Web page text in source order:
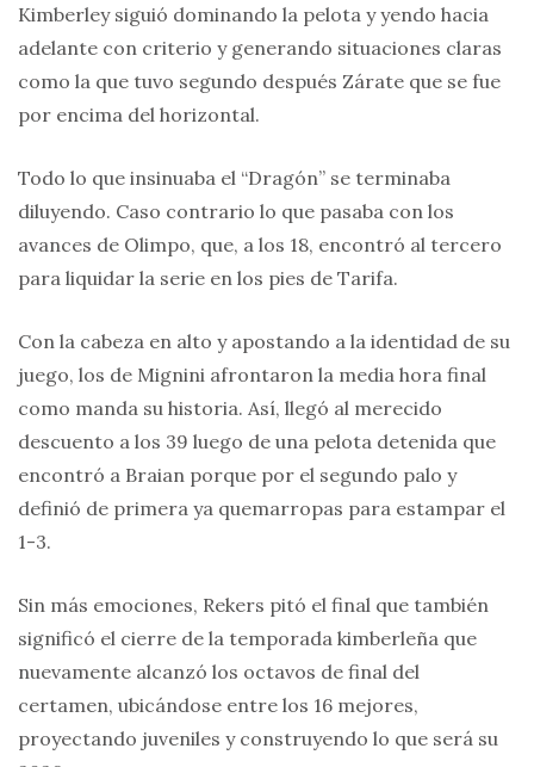
Kimberley siguió dominando la pelota y yendo hacia
adelante con criterio y generando situaciones claras
como la que tuvo segundo después Zárate que se fue
por encima del horizontal.
Todo lo que insinuaba el “Dragón” se terminaba
diluyendo. Caso contrario lo que pasaba con los
avances de Olimpo, que, a los 18, encontró al tercero
para liquidar la serie en los pies de Tarifa.
Con la cabeza en alto y apostando a la identidad de su
juego, los de Mignini afrontaron la media hora final
como manda su historia. Así, llegó al merecido
descuento a los 39 luego de una pelota detenida que
encontró a Braian porque por el segundo palo y
definió de primera ya quemarropas para estampar el
1-3.
Sin más emociones, Rekers pitó el final que también
significó el cierre de la temporada kimberleña que
nuevamente alcanzó los octavos de final del
certamen, ubicándose entre los 16 mejores,
proyectando juveniles y construyendo lo que será su